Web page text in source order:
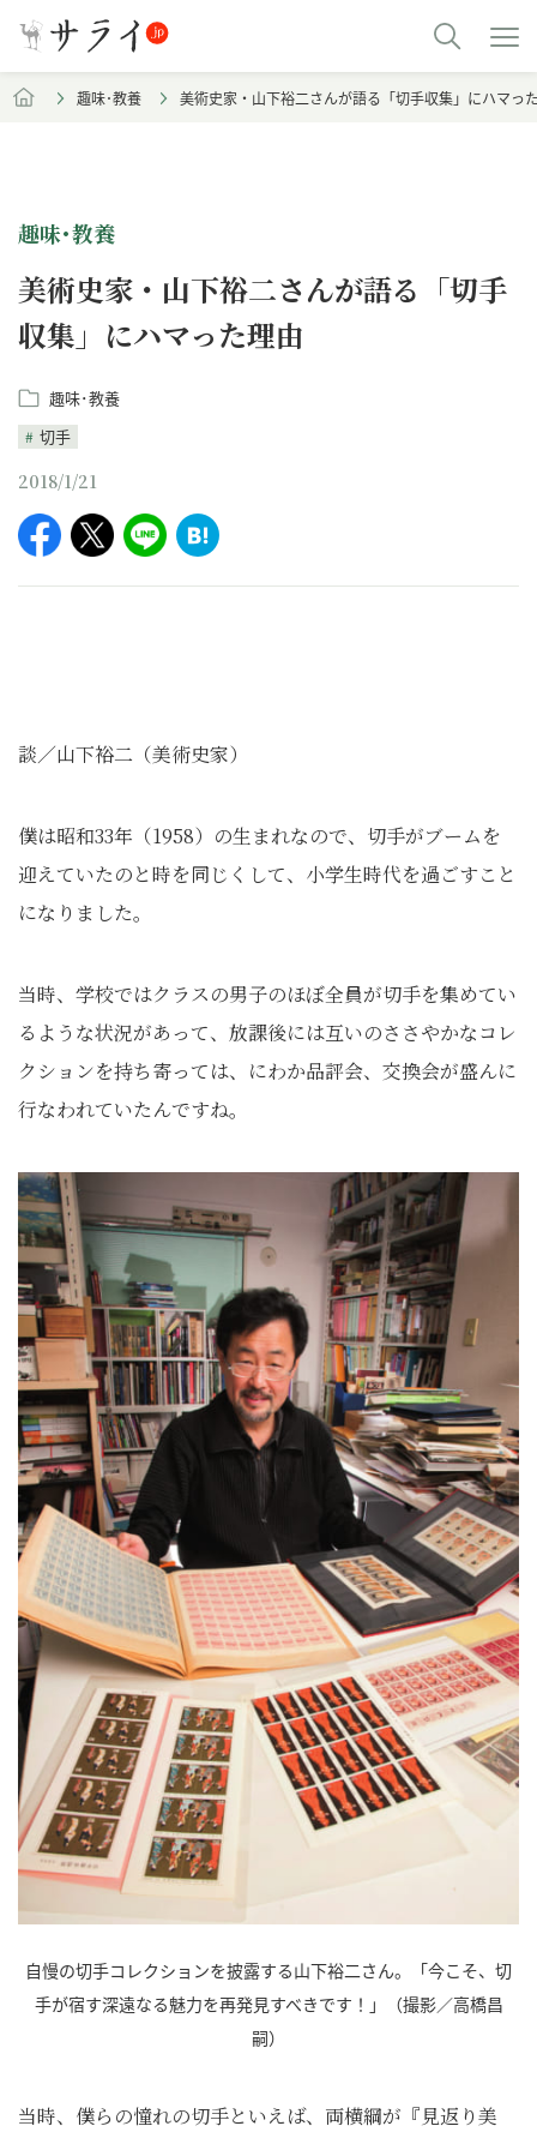
趣味･教養 美術史家・山下裕二さんが語る「切手収集」にハマっ
趣味･教養
美術史家・山下裕二さんが語る「切手
収集」にハマった理由
趣味･教養
切手
2018/1/21
談／山下裕二（美術史家）
僕は昭和33年（1958）の生まれなので、切手がブームを
迎えていたのと時を同じくして、小学生時代を過ごすこと
になりました。
当時、学校ではクラスの男子のほぼ全員が切手を集めてい
るような状況があって、放課後には互いのささやかなコレ
クションを持ち寄っては、にわか品評会、交換会が盛んに
行なわれていたんですね。
自慢の切手コレクションを披露する山下裕二さん。「今こそ、切
手が宿す深遠なる魅力を再発見すべきです！」（撮影／高橋昌
嗣）
当時、僕らの憧れの切手といえば、両横綱が『見返り美